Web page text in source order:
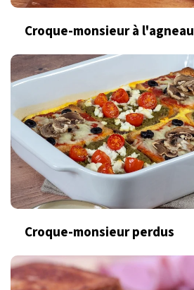
Croque-monsieur à l'agneau
Croque-monsieur perdus